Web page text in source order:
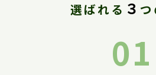
選ばれる ３
01